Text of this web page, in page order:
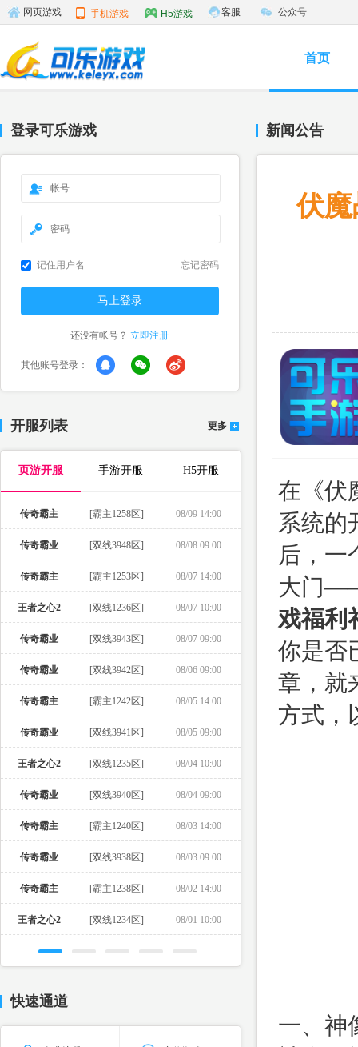
网页游戏 手机游戏 H5游戏 客服 公众号
首页
登录可乐游戏
记住用户名 忘记密码
还没有帐号？ 立即注册
其他账号登录：
开服列表 更多
页游开服 手游开服 H5开服
传奇霸主 [霸主1258区] 08/09 14:00
传奇霸业 [双线3948区] 08/08 09:00
传奇霸主 [霸主1253区] 08/07 14:00
王者之心2 [双线1236区] 08/07 10:00
传奇霸业 [双线3943区] 08/07 09:00
传奇霸业 [双线3942区] 08/06 09:00
传奇霸主 [霸主1242区] 08/05 14:00
传奇霸业 [双线3941区] 08/05 09:00
王者之心2 [双线1235区] 08/04 10:00
传奇霸业 [双线3940区] 08/04 09:00
传奇霸主 [霸主1240区] 08/03 14:00
传奇霸业 [双线3938区] 08/03 09:00
传奇霸主 [霸主1238区] 08/02 14:00
王者之心2 [双线1234区] 08/01 10:00
快速通道
新闻公告
伏
在《伏
系统的
后，一
大门
戏福利
你是否
章，就
方式，
一、神